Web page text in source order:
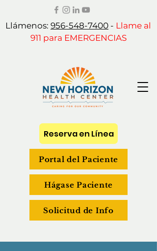
Llámenos: 956-548-7400 - Llame al
911 para EMERGENCIAS
Portal del Paciente
Hágase Paciente
Solicitud de Info
Reserva en Línea